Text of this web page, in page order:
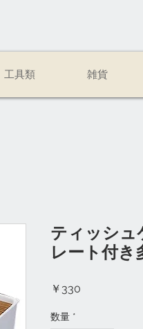
工具類 雑貨
ティッシュ
レート付き
￥330
数量 *